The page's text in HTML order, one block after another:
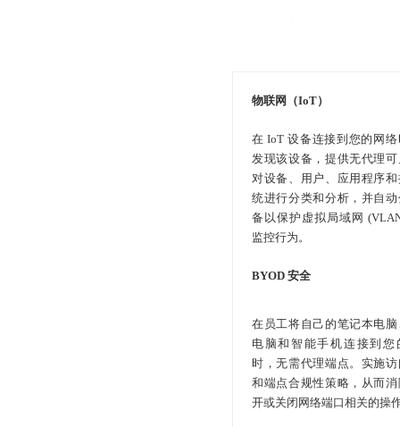
物联网（IoT）
在 IoT 设备连接到您的网
发现该设备，提供无代理
对设备、用户、应用程序
统进行分类和分析，并自
备以保护虚拟局域网
监控行为。
BYOD 安全
在员工将自己的笔记本电
电脑和智能手机连接到您
时，无需代理端点。实施
和端点合规性策略，从而
开或关闭网络端口相关的操